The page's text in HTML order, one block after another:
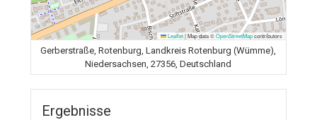
Leaflet |Map data ©OpenStreetMapcontributors
Gerberstraße, Rotenburg, Landkreis Rotenburg (Wümme),
Niedersachsen, 27356, Deutschland
Ergebnisse